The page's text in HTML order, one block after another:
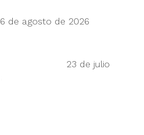
6 de agosto de 2026
23 de julio